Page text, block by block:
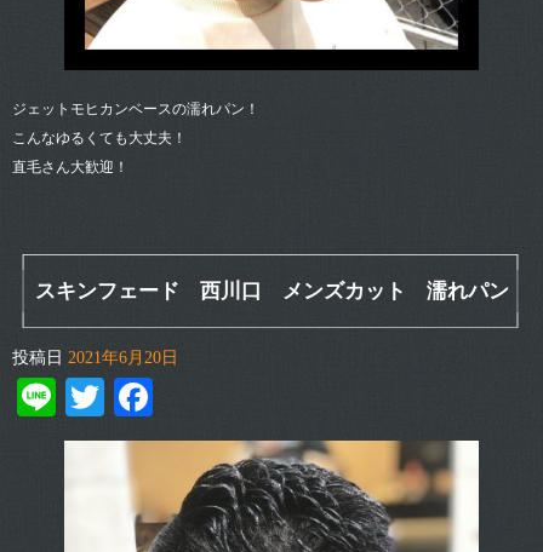
ジェットモヒカンベースの濡れパン！
こんなゆるくても大丈夫！
直毛さん大歓迎！
スキンフェード 西川口 メンズカット 濡れパン
投稿日 2021年6月20日
LineTwitter